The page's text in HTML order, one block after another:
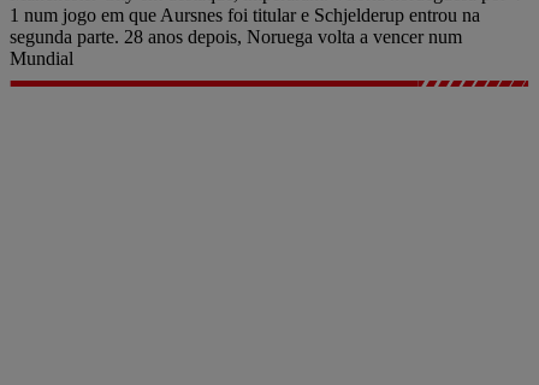
1 num jogo em que Aursnes foi titular e Schjelderup entrou na
segunda parte. 28 anos depois, Noruega volta a vencer num
Mundial